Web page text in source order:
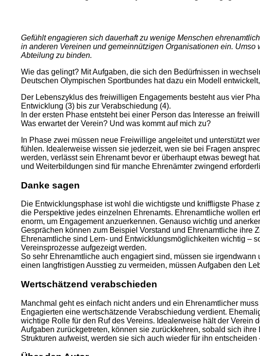
Gefühlt engagieren sich dauerhaft zu wenige Menschen
in anderen Vereinen und gemeinnützigen Organisationen ein.
Abteilung zu binden.
Wie das gelingt? Mit Aufgaben, die sich den Bedürfnissen in
Deutschen Olympischen Sportbundes hat dazu ein Modell
Der Lebenszyklus des freiwilligen Engagements besteht aus vier
Entwicklung (3) bis zur Verabschiedung (4).
In der ersten Phase entsteht bei einer Person das Interesse an
Was erwartet der Verein? Und was kommt auf mich zu?
In Phase zwei müssen neue Freiwillige angeleitet und unterstützt
fühlen. Idealerweise wissen sie jederzeit, wen sie bei Fragen
werden, verlässt sein Ehrenamt bevor er überhaupt etwas bewegt
und Weiterbildungen sind für manche Ehrenämter zwingend
Danke sagen
Die Entwicklungsphase ist wohl die wichtigste und kniffligste
die Perspektive jedes einzelnen Ehrenamts. Ehrenamtliche wollen
enorm, um Engagement anzuerkennen. Genauso wichtig und
Gesprächen können zum Beispiel Vorstand und Ehrenamtliche
Ehrenamtliche sind Lern- und Entwicklungsmöglichkeiten wichtig –
Vereinsprozesse aufgezeigt werden.
So sehr Ehrenamtliche auch engagiert sind, müssen sie
einen langfristigen Ausstieg zu vermeiden, müssen Aufgaben den
Wertschätzend verabschieden
Manchmal geht es einfach nicht anders und ein Ehrenamtlicher
Engagierten eine wertschätzende Verabschiedung verdient.
wichtige Rolle für den Ruf des Vereins. Idealerweise hält der Verein
Aufgaben zurückgetreten, können sie zurückkehren, sobald sich
Strukturen aufweist, werden sie sich auch wieder für ihn